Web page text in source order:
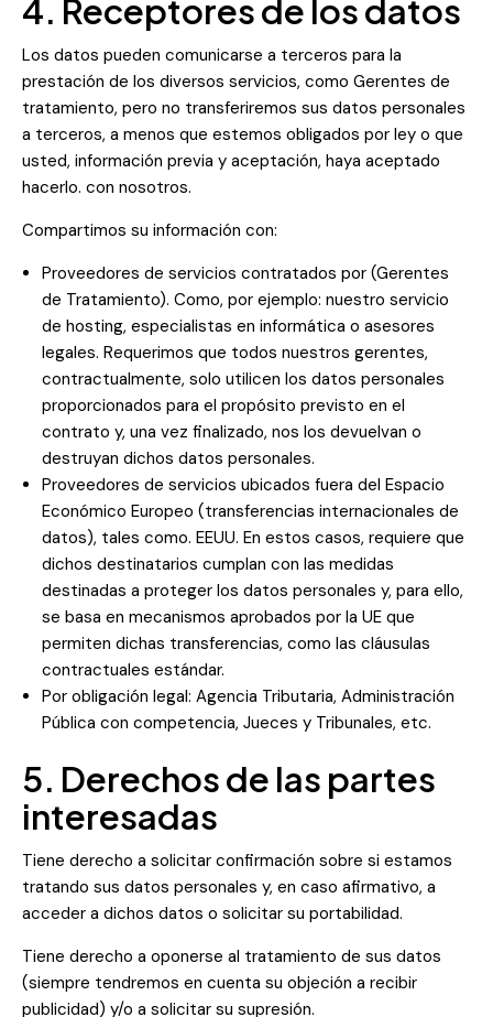
4. Receptores de los datos
Los datos pueden comunicarse a terceros para la
prestación de los diversos servicios, como Gerentes de
tratamiento, pero no transferiremos sus datos personales
a terceros, a menos que estemos obligados por ley o que
usted, información previa y aceptación, haya aceptado
hacerlo. con nosotros.
Compartimos su información con:
Proveedores de servicios contratados por (Gerentes
de Tratamiento). Como, por ejemplo: nuestro servicio
de hosting, especialistas en informática o asesores
legales. Requerimos que todos nuestros gerentes,
contractualmente, solo utilicen los datos personales
proporcionados para el propósito previsto en el
contrato y, una vez finalizado, nos los devuelvan o
destruyan dichos datos personales.
Proveedores de servicios ubicados fuera del Espacio
Económico Europeo (transferencias internacionales de
datos), tales como. EEUU. En estos casos, requiere que
dichos destinatarios cumplan con las medidas
destinadas a proteger los datos personales y, para ello,
se basa en mecanismos aprobados por la UE que
permiten dichas transferencias, como las cláusulas
contractuales estándar.
Por obligación legal: Agencia Tributaria, Administración
Pública con competencia, Jueces y Tribunales, etc.
5. Derechos de las partes
interesadas
Tiene derecho a solicitar confirmación sobre si estamos
tratando sus datos personales y, en caso afirmativo, a
acceder a dichos datos o solicitar su portabilidad.
Tiene derecho a oponerse al tratamiento de sus datos
(siempre tendremos en cuenta su objeción a recibir
publicidad) y/o a solicitar su supresión.